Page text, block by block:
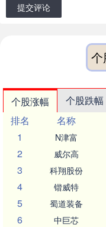
提交评论
个股涨幅 个股跌幅
排名
名称
1
N津富
2 威尔高
3 科翔股份
4 锴威特
5 蜀道装备
6 中巨芯